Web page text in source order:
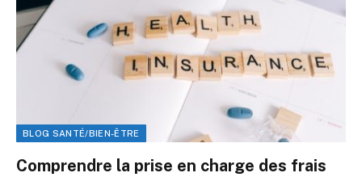
BLOG SANTÉ/BIEN-ÊTRE
Comprendre la prise en charge des frais